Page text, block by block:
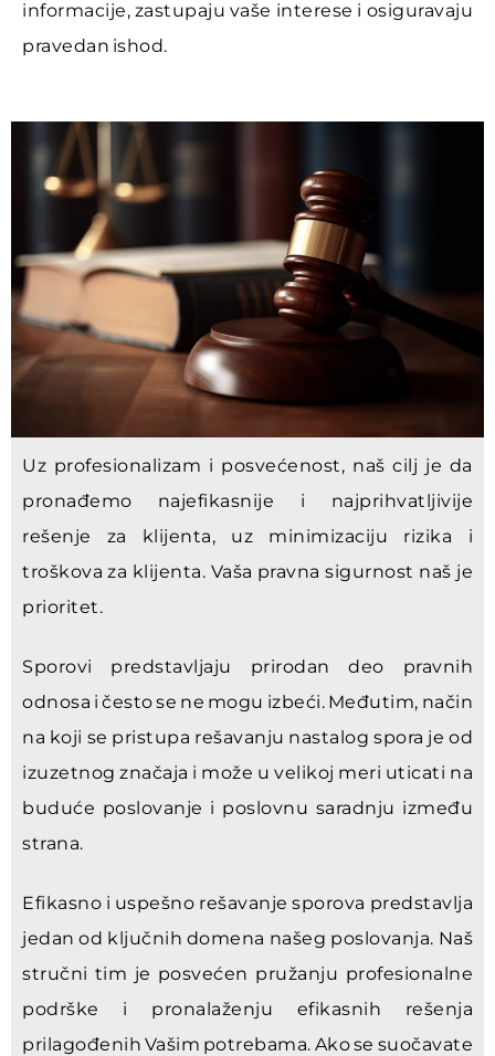
informacije, zastupaju vaše interese i osiguravaju
pravedan ishod.
Uz profesionalizam i posvećenost, naš cilj je da
pronađemo najefikasnije i najprihvatljivije
rešenje za klijenta, uz minimizaciju rizika i
troškova za klijenta. Vaša pravna sigurnost naš je
prioritet.
Sporovi predstavljaju prirodan deo pravnih
odnosa i često se ne mogu izbeći. Međutim, način
na koji se pristupa rešavanju nastalog spora je od
izuzetnog značaja i može u velikoj meri uticati na
buduće poslovanje i poslovnu saradnju između
strana.
Efikasno i uspešno rešavanje sporova predstavlja
jedan od ključnih domena našeg poslovanja. Naš
stručni tim je posvećen pružanju profesionalne
podrške i pronalaženju efikasnih rešenja
prilagođenih Vašim potrebama. Ako se suočavate